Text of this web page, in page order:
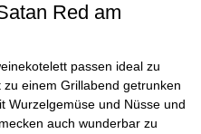
Red am
passen ideal zu
einem Grillabend getrunken
Wurzelgemüse und Nüsse und
auch wunderbar zu